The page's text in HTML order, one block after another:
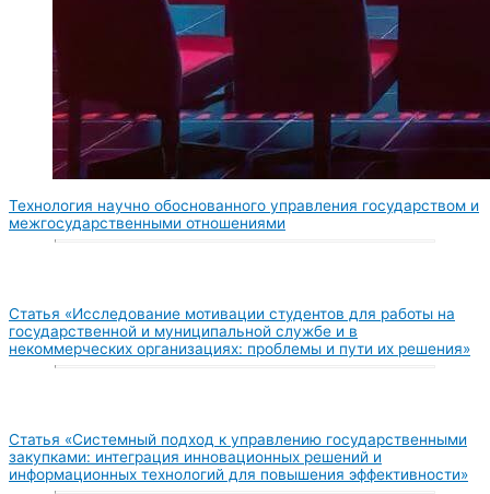
Технология научно обоснованного управления государством и
межгосударственными отношениями
Статья «Исследование мотивации студентов для работы на
государственной и муниципальной службе и в
некоммерческих организациях: проблемы и пути их решения»
Статья «Системный подход к управлению государственными
закупками: интеграция инновационных решений и
информационных технологий для повышения эффективности»